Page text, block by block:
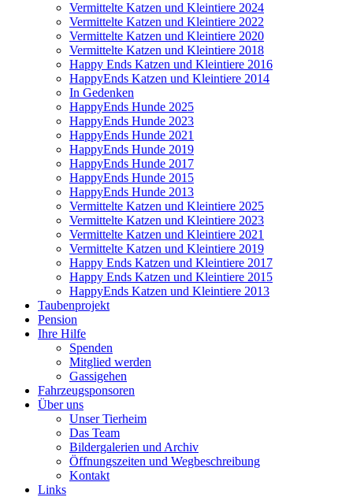
Vermittelte Katzen und Kleintiere 2024
Vermittelte Katzen und Kleintiere 2022
Vermittelte Katzen und Kleintiere 2020
Vermittelte Katzen und Kleintiere 2018
Happy Ends Katzen und Kleintiere 2016
HappyEnds Katzen und Kleintiere 2014
In Gedenken
HappyEnds Hunde 2025
HappyEnds Hunde 2023
HappyEnds Hunde 2021
HappyEnds Hunde 2019
HappyEnds Hunde 2017
HappyEnds Hunde 2015
HappyEnds Hunde 2013
Vermittelte Katzen und Kleintiere 2025
Vermittelte Katzen und Kleintiere 2023
Vermittelte Katzen und Kleintiere 2021
Vermittelte Katzen und Kleintiere 2019
Happy Ends Katzen und Kleintiere 2017
Happy Ends Katzen und Kleintiere 2015
HappyEnds Katzen und Kleintiere 2013
Taubenprojekt
Pension
Ihre Hilfe
Spenden
Mitglied werden
Gassigehen
Fahrzeugsponsoren
Über uns
Unser Tierheim
Das Team
Bildergalerien und Archiv
Öffnungszeiten und Wegbeschreibung
Kontakt
Links